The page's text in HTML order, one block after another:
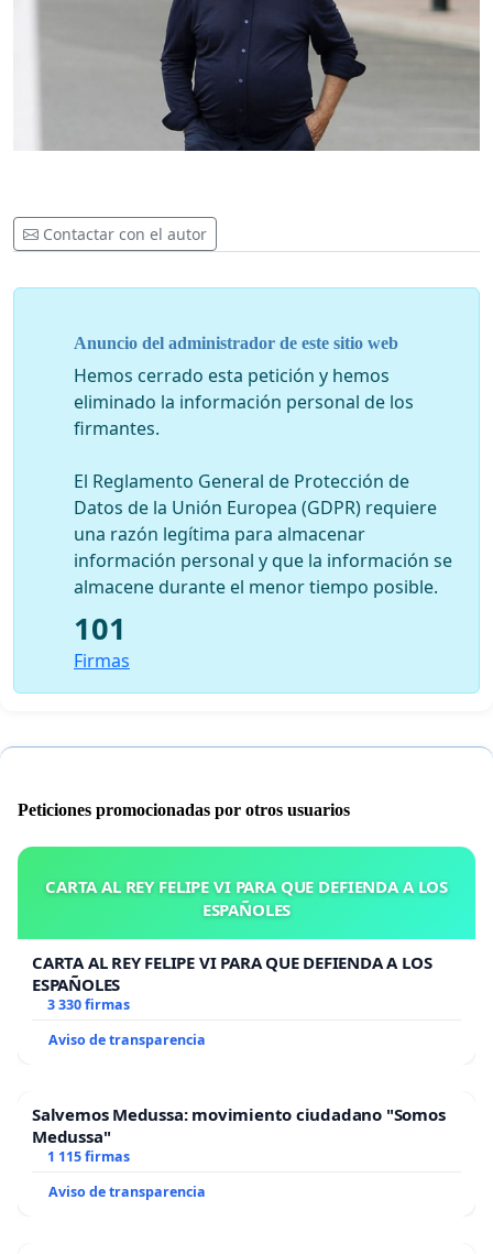
Contactar con el autor
Anuncio del administrador de este sitio web
Hemos cerrado esta petición y hemos
eliminado la información personal de los
firmantes.
El Reglamento General de Protección de
Datos de la Unión Europea (GDPR) requiere
una razón legítima para almacenar
información personal y que la información se
almacene durante el menor tiempo posible.
101
Firmas
Peticiones promocionadas por otros usuarios
CARTA AL REY FELIPE VI PARA QUE DEFIENDA A LOS
ESPAÑOLES
CARTA AL REY FELIPE VI PARA QUE DEFIENDA A LOS
ESPAÑOLES
3 330 firmas
Aviso de transparencia
Salvemos Medussa: movimiento ciudadano "Somos
Medussa"
1 115 firmas
Aviso de transparencia